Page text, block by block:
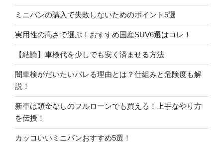
ミニバンの購入で失敗しないためのポイント5選
実用性の高さで選ぶ！おすすめ国産SUV6選はコレ！
【結論】車検代を少しでも安く済ませる方法
闇車検がだいたいバレる理由とは？仕組みと危険度も解
説！
新車は頭金なしのフルローンでも買える！上手なやり方
を伝授！
カッコいいミニバンおすすめ5選！